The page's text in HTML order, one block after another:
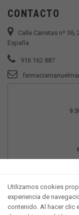
CONTACTO
Calle Carretas nº
España
916 162 887
Utilizamos cookies
experiencia de
contenido. Al hacer clic